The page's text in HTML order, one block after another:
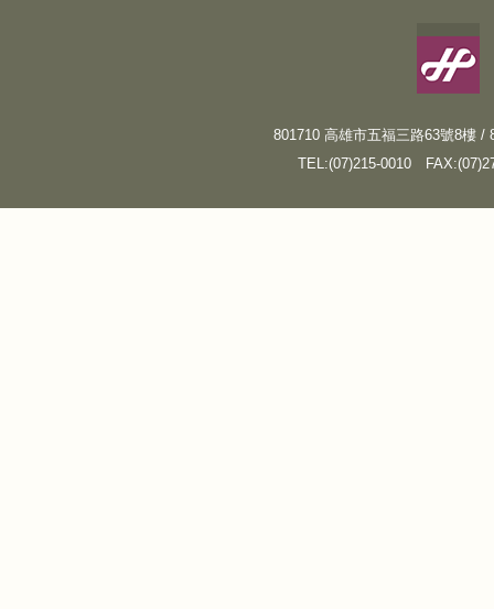
801710 高雄市五福三路63號8樓 /
TEL:(07)215-0010